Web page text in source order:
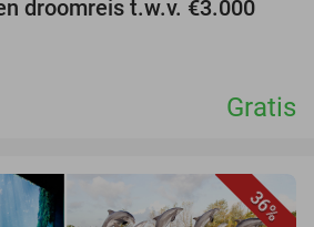
droomreis t.w.v. €3.000
Gratis
36%